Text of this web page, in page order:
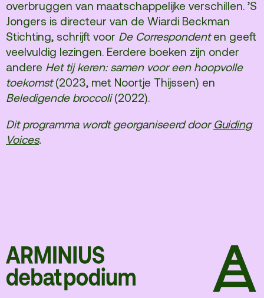
overbruggen van maatschappelijke verschillen. ’S
Jongers is directeur van de Wiardi Beckman
Stichting, schrijft voor De Correspondenten geeft
veelvuldig lezingen. Eerdere boeken zijn onder
andere Het tij keren: samen voor een hoopvolle
toekomst(2023, met Noortje Thijssen) en
Beledigende broccoli(2022).
Dit programma wordt georganiseerd doorGuiding
Voices.